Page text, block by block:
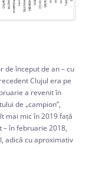
de început de an – cu
Clujul era pe
a revenit în
de „campion”,
mai mic în 2019 faţă
– în februarie 2018,
adică cu aproximativ